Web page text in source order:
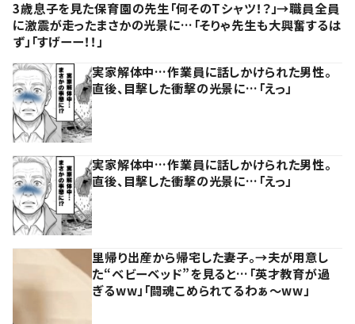
3歳息子を見た保育園の先生「何そのTシャツ！？」→職員全員
に激震が走ったまさかの光景に…「そりゃ先生も大興奮するは
ず」「すげーー！！」
実家解体中…作業員に話しかけられた男性。
直後、目撃した衝撃の光景に…「えっ」
実家解体中…作業員に話しかけられた男性。
直後、目撃した衝撃の光景に…「えっ」
里帰り出産から帰宅した妻子。→夫が用意し
た“ベビーベッド”を見ると…「英才教育が過
ぎるww」「闘魂こめられてるわぁ～ww」